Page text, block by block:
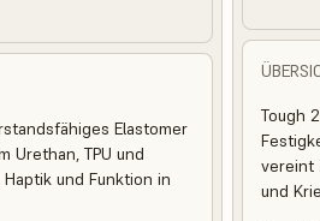
Elastomer
Urethan, TPU und
und Funktion in
Tough
vereint
und